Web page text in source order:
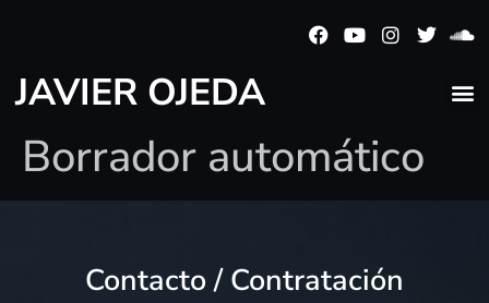
JAVIER OJEDA
Borrador automático
Contacto / Contratación